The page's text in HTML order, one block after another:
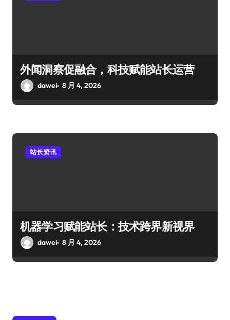
外闻洞察促融合，科技赋能站长运营
dawei 8 月 4, 2026
站长资讯
机器学习赋能站长：技术跨界新视界
dawei 8 月 4, 2026